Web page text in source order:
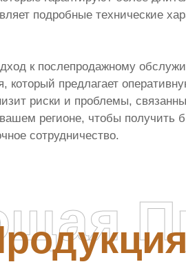
подробные технические
к послепродажному
предлагает
риски и проблемы,
регионе, чтобы получить
сотрудничество.